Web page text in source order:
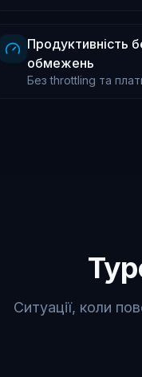
Продуктивність
обмежень
Без throttling та
Ситуації, коли